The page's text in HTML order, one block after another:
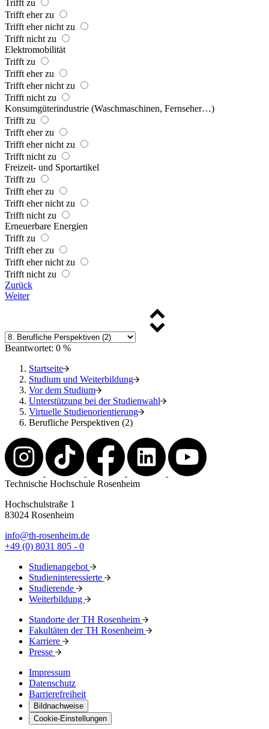
Trifft zu
Trifft eher zu
Trifft eher nicht zu
Trifft nicht zu
Elektromobilität
Trifft zu
Trifft eher zu
Trifft eher nicht zu
Trifft nicht zu
Konsumgüterindustrie (Waschmaschinen, Fernseher…)
Trifft zu
Trifft eher zu
Trifft eher nicht zu
Trifft nicht zu
Freizeit- und Sportartikel
Trifft zu
Trifft eher zu
Trifft eher nicht zu
Trifft nicht zu
Erneuerbare Energien
Trifft zu
Trifft eher zu
Trifft eher nicht zu
Trifft nicht zu
Zurück
Weiter
Beantwortet: 0 %
Startseite
Studium und Weiterbildung
Vor dem Studium
Unterstützung bei der Studienwahl
Virtuelle Studienorientierung
Berufliche Perspektiven (2)
Technische Hochschule Rosenheim
Hochschulstraße 1
83024 Rosenheim
info@th-rosenheim.de
+49 (0) 8031 805 - 0
Studienangebot
Studieninteressierte
Studierende
Weiterbildung
Standorte der TH Rosenheim
Fakultäten der TH Rosenheim
Karriere
Presse
Impressum
Datenschutz
Barrierefreiheit
Bildnachweise
Cookie-Einstellungen